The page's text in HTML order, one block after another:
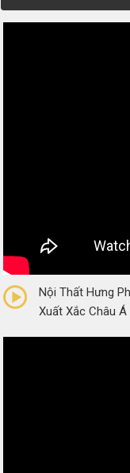
(0 Reviews)
Nội Thất Hưng
Xuất Xắc Châu Á